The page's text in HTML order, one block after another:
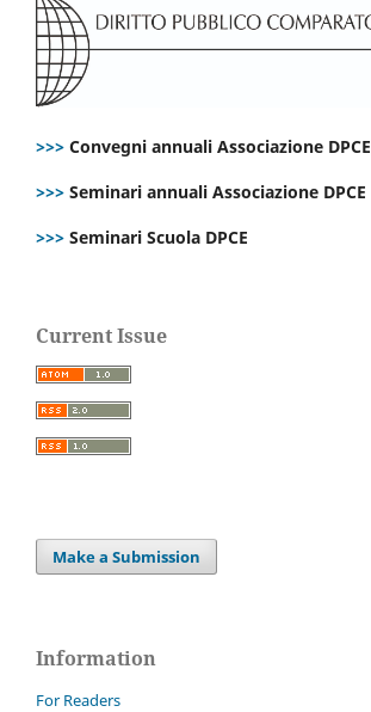
>>> Convegni annuali Associazione DPCE
>>> Seminari annuali Associazione DPCE
>>> Seminari Scuola DPCE
Current Issue
Make a Submission
Information
For Readers